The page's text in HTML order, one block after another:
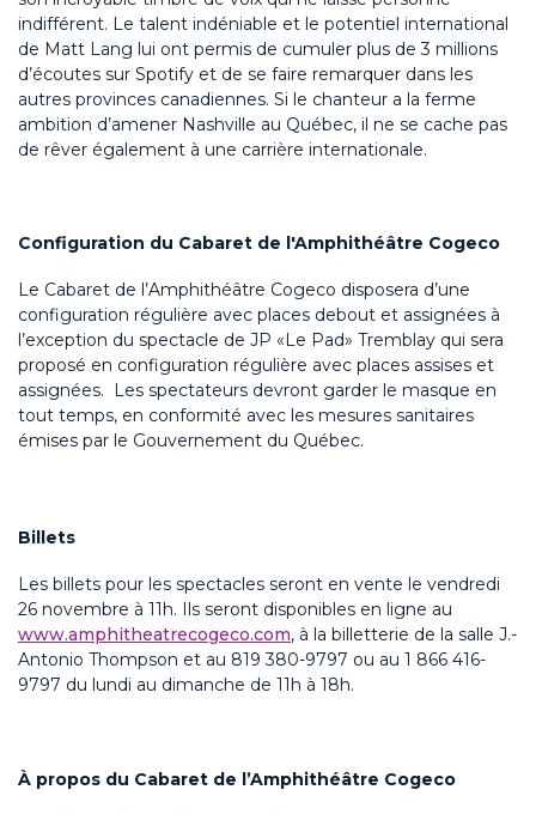
indifférent. Le talent indéniable et le potentiel international
de Matt Lang lui ont permis de cumuler plus de 3 millions
d’écoutes sur Spotify et de se faire remarquer dans les
autres provinces canadiennes. Si le chanteur a la ferme
ambition d’amener Nashville au Québec, il ne se cache pas
de rêver également à une carrière internationale.
Configuration du Cabaret de l'Amphithéâtre Cogeco
Le Cabaret de l’Amphithéâtre Cogeco disposera d’une
configuration régulière avec places debout et assignées à
l’exception du spectacle de JP «Le Pad» Tremblay qui sera
proposé en configuration régulière avec places assises et
assignées. Les spectateurs devront garder le masque en
tout temps, en conformité avec les mesures sanitaires
émises par le Gouvernement du Québec.
Billets
Les billets pour les spectacles seront en vente le vendredi
26 novembre à 11h. Ils seront disponibles en ligne au
www.amphitheatrecogeco.com, à la billetterie de la salle J.-
Antonio Thompson et au 819 380-9797 ou au 1 866 416-
9797 du lundi au dimanche de 11h à 18h.
À propos du Cabaret de l’Amphithéâtre Cogeco